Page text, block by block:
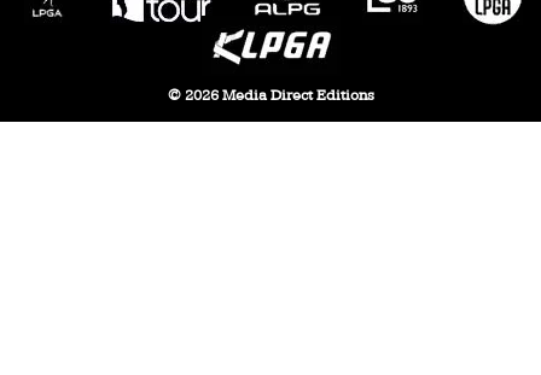
© 2026 Media Direct Editions